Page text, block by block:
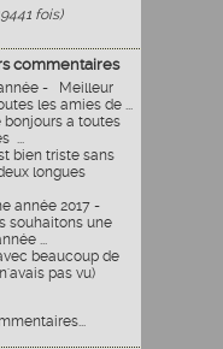
fois)
commentaires
- Meilleur
les amies de ...
a toutes
...
bien triste sans
longues
année 2017 -
souhaitons une
...
beaucoup de
pas vu)